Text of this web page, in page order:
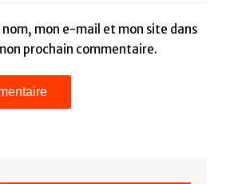
mon e-mail et mon site dans
prochain commentaire.